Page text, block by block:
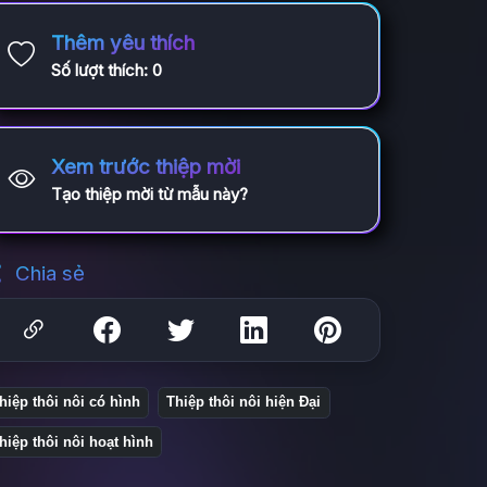
Thêm yêu thích
Số lượt thích: 0
Xem trước thiệp mời
Tạo thiệp mời từ mẫu này?
Chia sẻ
thôi nôi có hình Thiệp thôi nôi hiện Đại
thôi nôi hoạt hình